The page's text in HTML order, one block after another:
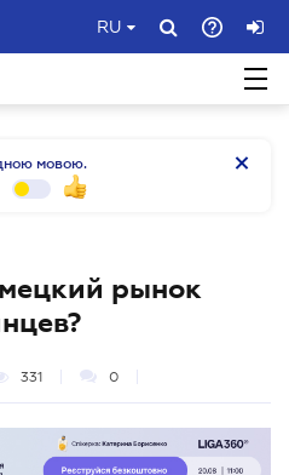
RU
мовою.
рынок
331 0